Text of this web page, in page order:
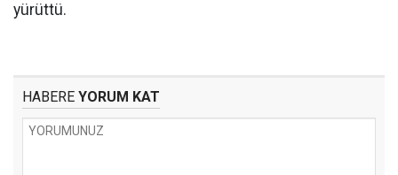
yürüttü.
HABERE YORUM KAT